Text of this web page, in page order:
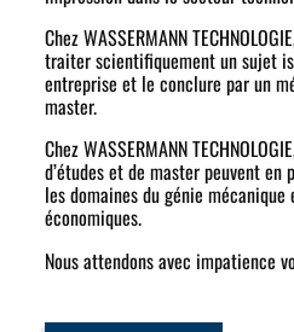
Chez WASSERMANN
traiter scientifiquement un sujet
entreprise et le conclure par un
master.
Chez WASSERMANN
d’études et de master peuvent
les domaines du génie
économiques.
Nous attendons avec impatience